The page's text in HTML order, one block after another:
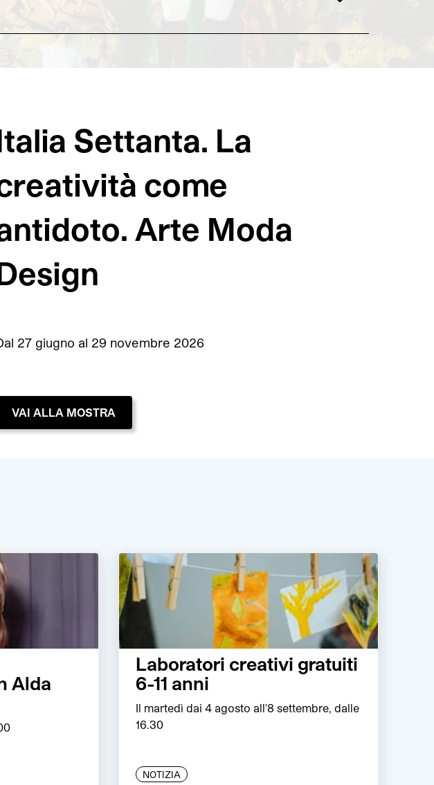
Settanta. La
come
Arte Moda
27 giugno al 29 novembre 2026
VAI ALLA MOSTRA
Alda
Laboratori creativi gratuiti
6-11 anni
Il martedì dai 4 agosto all'8 settembre, dalle
16.30
NOTIZIA